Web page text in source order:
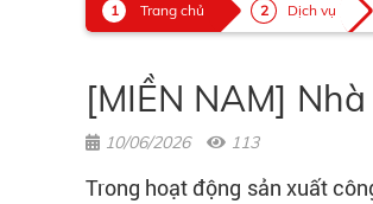
Trang chủ Dịch vụ
[MIỀN NAM]
10/06/2026 113
Trong hoạt động sản xuất